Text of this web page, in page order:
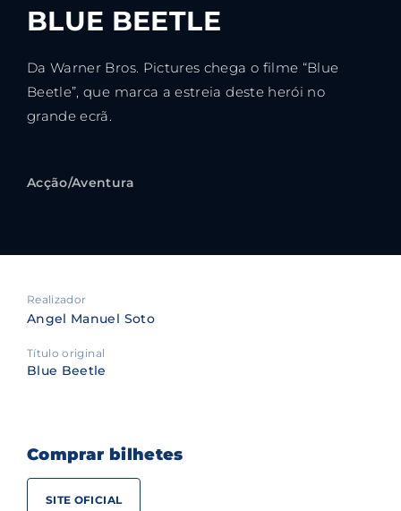
BLUE BEETLE
Da Warner Bros. Pictures chega o filme “Blue
Beetle”, que marca a estreia deste herói no
grande ecrã.
Acção/Aventura
Realizador
Angel Manuel Soto
Título original
Blue Beetle
Comprar bilhetes
SITE OFICIAL